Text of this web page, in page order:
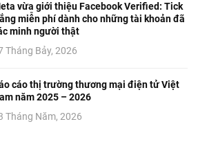
vừa giới thiệu Facebook Verified: Tick
miễn phí dành cho những tài khoản đã
minh người thật
Tháng Bảy, 2026
cáo thị trường thương mại điện tử Việt
năm 2025 – 2026
Tháng Năm, 2026